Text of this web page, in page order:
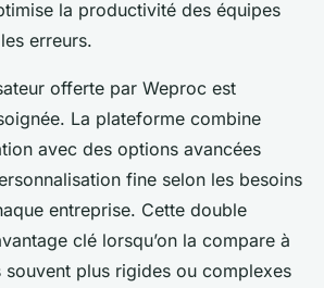
la productivité des équipes
erreurs.
offerte par Weproc est
La plateforme combine
avec des options avancées
fine selon les besoins
entreprise. Cette double
clé lorsqu’on la compare à
souvent plus rigides ou complexes